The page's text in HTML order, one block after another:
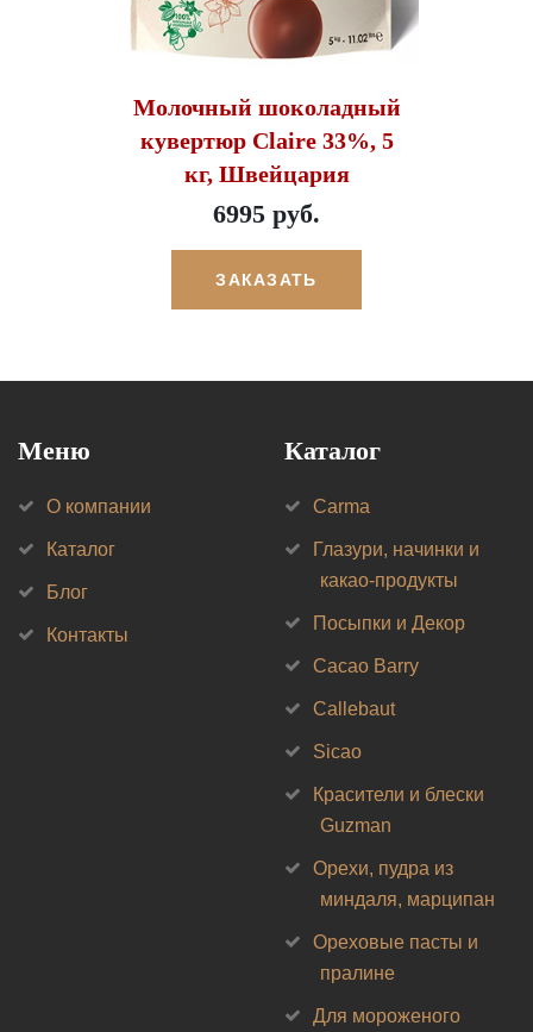
Молочный шоколадный
кувертюр Claire 33%, 5
кг, Швейцария
6995 руб.
ЗАКАЗАТЬ
Меню
О компании
Каталог
Блог
Контакты
Каталог
Carma
Глазури, начинки и
какао-продукты
Посыпки и Декор
Cacao Barry
Callebaut
Sicao
Красители и блески
Guzman
Орехи, пудра из
миндаля, марципан
Ореховые пасты и
пралине
Для мороженого